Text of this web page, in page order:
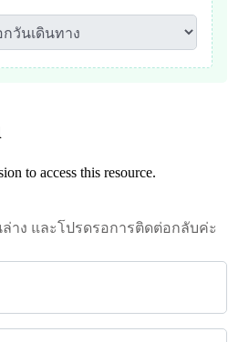
ง และโปรดรอการติดต่อกลับค่ะ